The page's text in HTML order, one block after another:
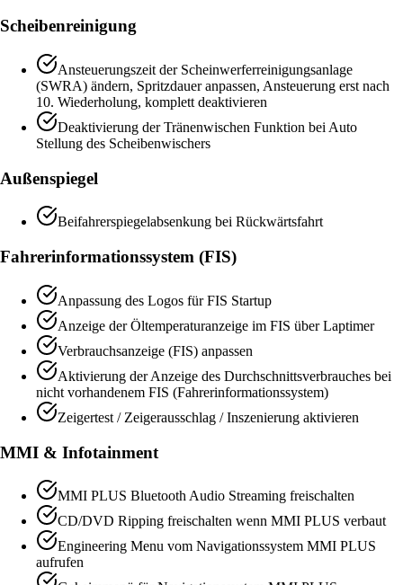
Scheibenreinigung
Ansteuerungszeit der Scheinwerferreinigungsanlage
(SWRA) ändern, Spritzdauer anpassen, Ansteuerung erst nach
10. Wiederholung, komplett deaktivieren
Deaktivierung der Tränenwischen Funktion bei Auto
Stellung des Scheibenwischers
Außenspiegel
Beifahrerspiegelabsenkung bei Rückwärtsfahrt
Fahrerinformationssystem (FIS)
Anpassung des Logos für FIS Startup
Anzeige der Öltemperaturanzeige im FIS über Laptimer
Verbrauchsanzeige (FIS) anpassen
Aktivierung der Anzeige des Durchschnittsverbrauches bei
nicht vorhandenem FIS (Fahrerinformationssystem)
Zeigertest / Zeigerausschlag / Inszenierung aktivieren
MMI & Infotainment
MMI PLUS Bluetooth Audio Streaming freischalten
CD/DVD Ripping freischalten wenn MMI PLUS verbaut
Engineering Menu vom Navigationssystem MMI PLUS
aufrufen